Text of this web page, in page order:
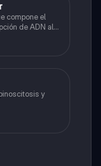
de ADN al
y